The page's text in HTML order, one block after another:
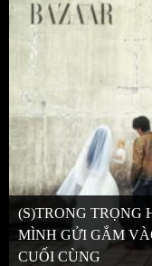
(S)TRONG TRỌNG
MÌNH GỬI GẮM
CUỐI CÙNG